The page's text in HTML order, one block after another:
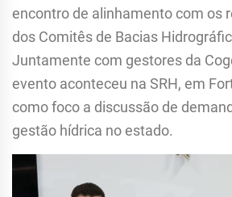
encontro de alinhamento com os
dos Comitês de Bacias
Juntamente com gestores da
evento aconteceu na SRH, em
como foco a discussão de
gestão hídrica no estado.